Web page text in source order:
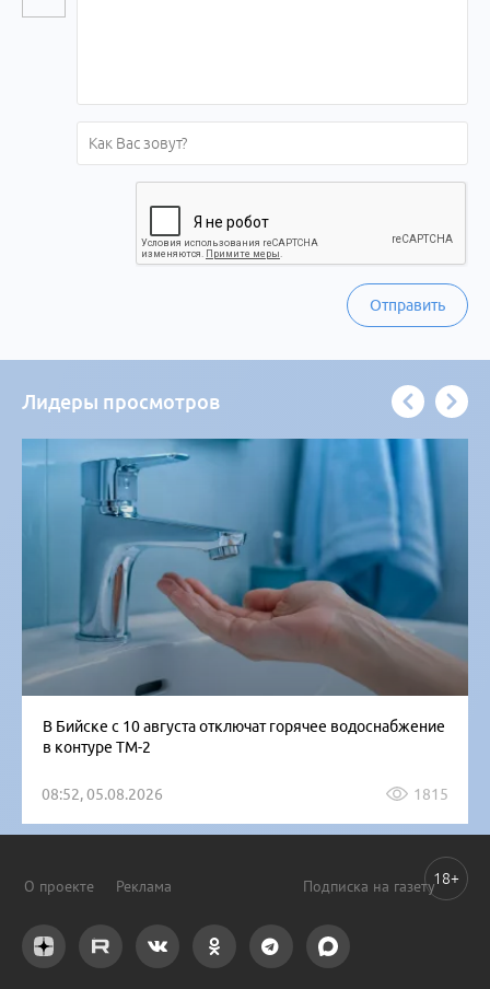
Отправить
Лидеры просмотров
В Бийске с 10 августа отключат горячее водоснабжение
в контуре ТМ-2
08:52, 05.08.2026 1815
О проекте Реклама Подписка на газету18+